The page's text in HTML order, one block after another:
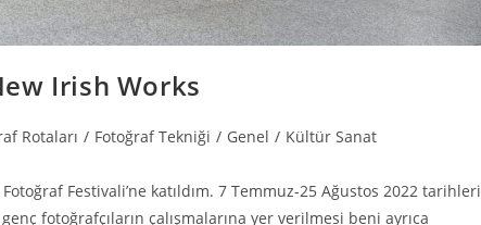
Irish Works
Rotaları / Fotoğraf Tekniği / Genel / Kültür Sanat
Festivali’ne katıldım. 7 Temmuz-25 Ağustos 2022 tarihleri
fotoğrafçıların çalışmalarına yer verilmesi beni ayrıca